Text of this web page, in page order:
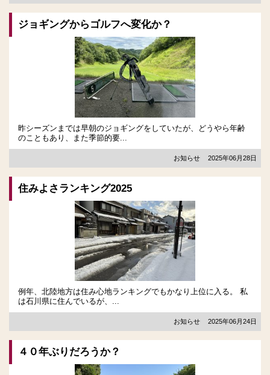
ジョギングからゴルフへ変化か？
昨シーズンまでは早朝のジョギングをしていたが、どうやら年齢
のこともあり、また季節的要...
お知らせ 2025年06月28日
住みよさランキング2025
例年、北陸地方は住み心地ランキングでもかなり上位に入る。 私
は石川県に住んでいるが、...
お知らせ 2025年06月24日
４０年ぶりだろうか？